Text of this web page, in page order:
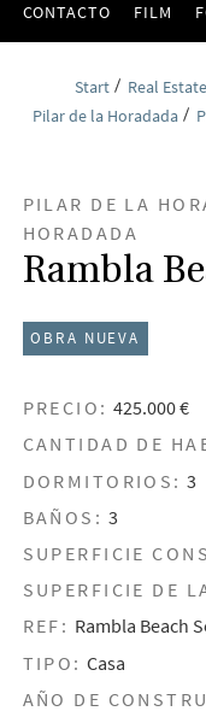
CONTACTO FILM
Start Real Estate
Pilar de la Horadada
PILAR DE LA
HORADADA
Rambla
OBRA NUEVA
PRECIO: 425.000 €
CANTIDAD DE
DORMITORIOS: 3
BAÑOS: 3
SUPERFICIE
SUPERFICIE DE
REF: Rambla Beach
TIPO: Casa
AÑO DE